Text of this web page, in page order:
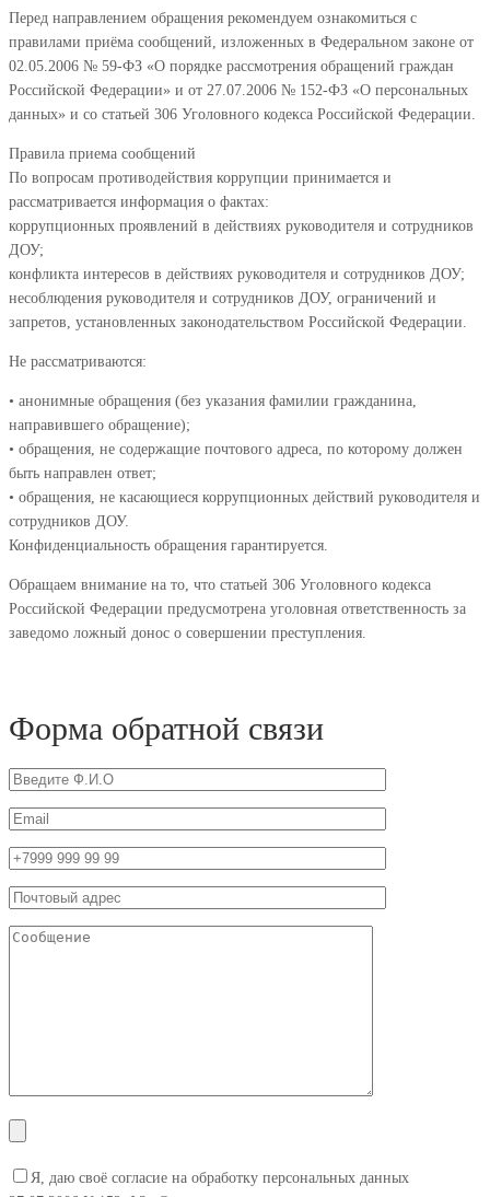
Перед направлением обращения рекомендуем ознакомиться с
правилами приёма сообщений, изложенных в Федеральном законе от
02.05.2006 № 59-ФЗ «О порядке рассмотрения обращений граждан
Российской Федерации» и от 27.07.2006 № 152-ФЗ «О персональных
данных» и со статьей 306 Уголовного кодекса Российской Федерации.
Правила приема сообщений
По вопросам противодействия коррупции принимается и
рассматривается информация о фактах:
коррупционных проявлений в действиях руководителя и сотрудников
ДОУ;
конфликта интересов в действиях руководителя и сотрудников ДОУ;
несоблюдения руководителя и сотрудников ДОУ, ограничений и
запретов, установленных законодательством Российской Федерации.
Не рассматриваются:
• анонимные обращения (без указания фамилии гражданина,
направившего обращение);
• обращения, не содержащие почтового адреса, по которому должен
быть направлен ответ;
• обращения, не касающиеся коррупционных действий руководителя и
сотрудников ДОУ.
Конфиденциальность обращения гарантируется.
Обращаем внимание на то, что статьей 306 Уголовного кодекса
Российской Федерации предусмотрена уголовная ответственность за
заведомо ложный донос о совершении преступления.
Форма обратной связи
Я, даю своё согласие на обработку персональных данных